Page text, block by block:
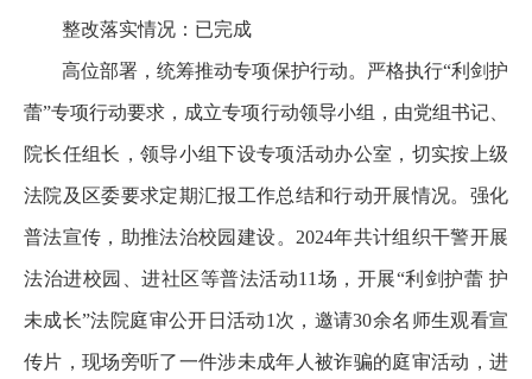
整改落实情况：已完成
高位部署，统筹推动专项保护行动。严格执行“利剑护
蕾”专项行动要求，成立专项行动领导小组，由党组书记、
院长任组长，领导小组下设专项活动办公室，切实按上级
法院及区委要求定期汇报工作总结和行动开展情况。强化
普法宣传，助推法治校园建设。2024年共计组织干警开展
法治进校园、进社区等普法活动11场，开展“利剑护蕾 护
未成长”法院庭审公开日活动1次，邀请30余名师生观看宣
传片，现场旁听了一件涉未成年人被诈骗的庭审活动，进